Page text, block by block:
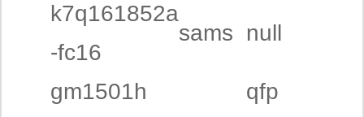
k7q161852a
-fc16
sams null
gm1501h qfp